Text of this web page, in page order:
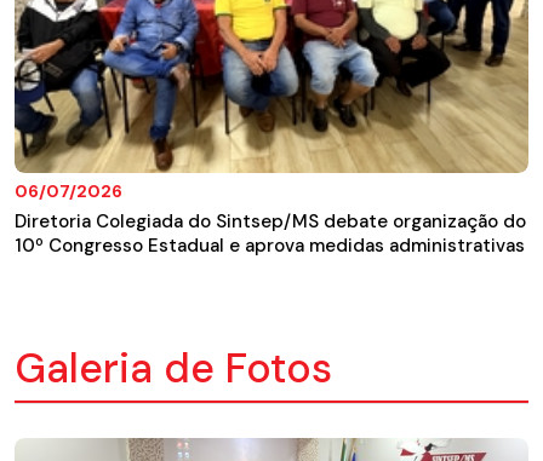
06/07/2026
Diretoria Colegiada do Sintsep/MS debate organização do
10º Congresso Estadual e aprova medidas administrativas
Galeria de Fotos